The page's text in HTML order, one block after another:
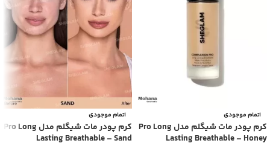
اتمام موجودی
کرم پودر مات شیگلم مدل Pro Long
Lasting Breathable – Honey
اتمام موجودی
کرم پودر مات شیگلم مدل Pro Long
Lasting Breathable – Sand